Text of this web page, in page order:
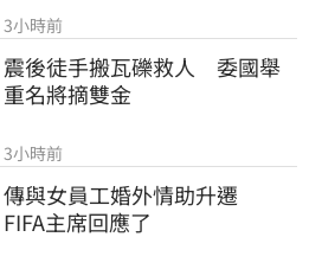
3小時前
震後徒手搬瓦礫救人　委國舉
重名將摘雙金
3小時前
傳與女員工婚外情助升遷
FIFA主席回應了